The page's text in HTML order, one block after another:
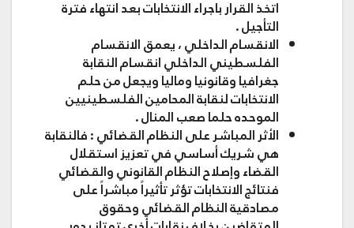
اتخذ القرار باجراء الانتخابات بعد انتهاء فترة
التأجيل .
الانقسام الداخلي، يعمق الانقسام
الفلسطيني الداخلي انقسام النقابة
جغرافيا وقانونيا وماليا ويجعل من حلم
الانتخابات لنقابة المحامين الفلسطينيين
الموحده حلما صعب المنال .
الأثر المباشر على النظام القضائي: فالنقابة
هي شريك أساسي في تعزيز استقلال
القضاء وإصلاح النظام القانوني والقضائي
فنتائج الانتخابات تؤثر تأثيراً مباشراً على
مصادقية النظام القضائي وحقوق